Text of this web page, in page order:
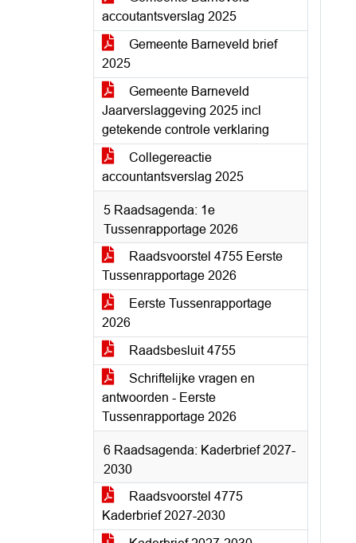
accoutantsverslag 2025
Gemeente Barneveld brief
2025
Gemeente Barneveld
Jaarverslaggeving 2025 incl
getekende controle verklaring
Collegereactie
accountantsverslag 2025
5 Raadsagenda: 1e
Tussenrapportage 2026
Raadsvoorstel 4755 Eerste
Tussenrapportage 2026
Eerste Tussenrapportage
2026
Raadsbesluit 4755
Schriftelijke vragen en
antwoorden - Eerste
Tussenrapportage 2026
6 Raadsagenda: Kaderbrief 2027-
2030
Raadsvoorstel 4775
Kaderbrief 2027-2030